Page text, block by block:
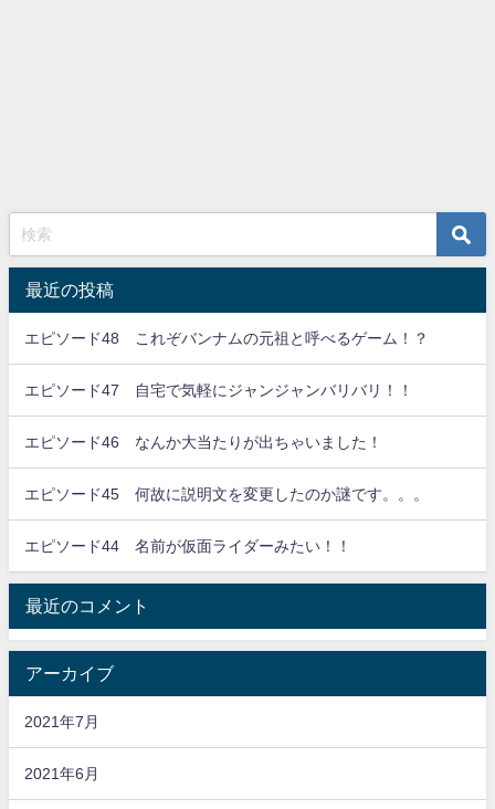
最近の投稿
エピソード48 これぞバンナムの元祖と呼べるゲーム！？
エピソード47 自宅で気軽にジャンジャンバリバリ！！
エピソード46 なんか大当たりが出ちゃいました！
エピソード45 何故に説明文を変更したのか謎です。。。
エピソード44 名前が仮面ライダーみたい！！
最近のコメント
アーカイブ
2021年7月
2021年6月